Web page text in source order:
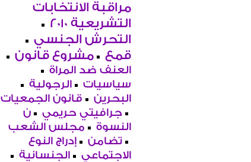
مراقبة الانتخابات
التشريعية 2010
التحرش الجنسي
قمع
مشروع قانون
العنف ضد المراة
سياسيات
الرجولية
البحرين
قانون الجمعيات
جرافيتي حريمي
ن
النسوة
مجلس الشعب
تضامن
إدراج النوع
الاجتماعي
الجنسانية